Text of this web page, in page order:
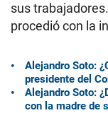
sus
procedió con la
Alejandro Soto:
presidente del
Alejandro Soto:
con la madre de